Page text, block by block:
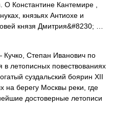
Константине Кантемире ,
князьях Антиохе и
князя Дмитрия&#8230; …
Степан Иванович по
летописных повествованиях
суздальский боярин XII
на берегу Москвы реки, где
достоверные летописи